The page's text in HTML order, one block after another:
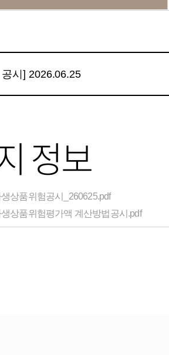
시] 2026.06.25
정보
생상품위험공시_260625.pdf
생상품위험평가액 계산방법공시.pdf